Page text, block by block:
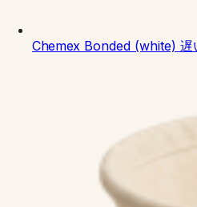
Chemex Bonded (white) 遅